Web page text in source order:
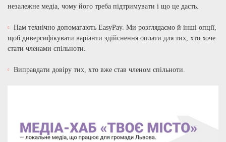
незалежне медіа, чому його треба підтримувати і що це дасть.
Нам технічно допомагають EasyPay. Ми розглядаємо й інші опції,
щоб диверсифікувати варіанти здійснення оплати для тих, хто хоче
стати членами спільноти.
Виправдати довіру тих, хто вже став членом спільноти.